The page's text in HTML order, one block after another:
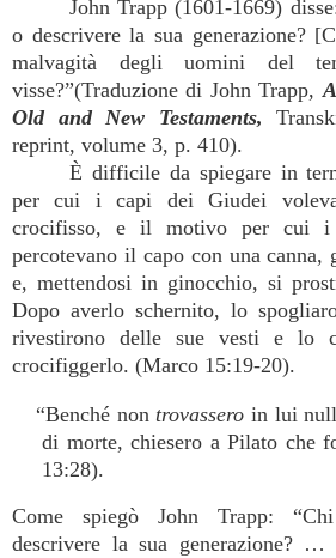
John Trapp (1601-1669)
o descrivere la sua generazione?
malvagità degli uomini del
visse?”(Traduzione di John Trapp,
Old and New Testaments,
reprint, volume 3, p. 410).
È difficile da spiegare in
per cui i capi dei Giudei
crocifisso, e il motivo per cui i
percotevano il capo con una canna,
e, mettendosi in ginocchio, si
Dopo averlo schernito, lo
rivestirono delle sue vesti e lo
crocifiggerlo. (Marco 15:19-20).
“Benché non trovassero in lui
di morte, chiesero a Pilato che
13:28).
Come spiegò John Trapp:
descrivere la sua generazione?